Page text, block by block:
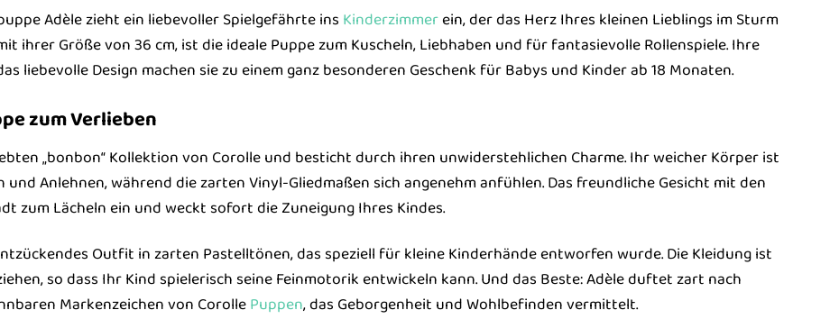
Adèle zieht ein liebevoller Spielgefährte ins Kinderzimmerein, der das Herz Ihres kleinen Lieblings im Sturm
ihrer Größe von 36 cm, ist die ideale Puppe zum Kuscheln, Liebhaben und für fantasievolle Rollenspiele. Ihre
liebevolle Design machen sie zu einem ganz besonderen Geschenk für Babys und Kinder ab 18 Monaten.
zum Verlieben
„bonbon“ Kollektion von Corolle und besticht durch ihren unwiderstehlichen Charme. Ihr weicher Körper ist
und Anlehnen, während die zarten Vinyl-Gliedmaßen sich angenehm anfühlen. Das freundliche Gesicht mit den
zum Lächeln ein und weckt sofort die Zuneigung Ihres Kindes.
Outfit in zarten Pastelltönen, das speziell für kleine Kinderhände entworfen wurde. Die Kleidung ist
so dass Ihr Kind spielerisch seine Feinmotorik entwickeln kann. Und das Beste: Adèle duftet zart nach
Markenzeichen von CorollePuppen, das Geborgenheit und Wohlbefinden vermittelt.